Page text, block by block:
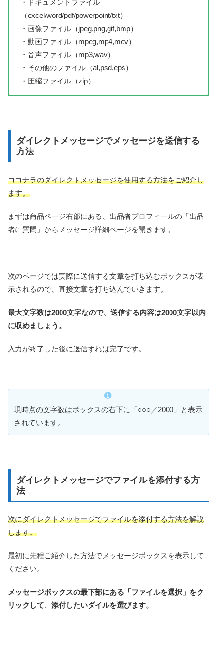
・ドキュメントファイル
（excel/word/pdf/powerpoint/txt）
・画像ファイル（jpeg,png,gif,bmp）
・動画ファイル（mpeg,mp4,mov）
・音声ファイル（mp3,wav）
・その他のファイル（ai,psd,eps）
・圧縮ファイル（zip）
ダイレクトメッセージでメッセージを送信する
方法
ココナラのダイレクトメッセージを使用する方法をご紹介し
ます。
まずは商品ページ右部にある、出品者プロフィールの「出品
者に質問」からメッセージ詳細ページを開きます。
次のページでは実際に送信する文章を打ち込むボックスが表
示されるので、直接文章を打ち込んでいきます。
最大文字数は2000文字なので、送信する内容は2000文字以内
に収めましょう。
入力が終了した後に送信すれば完了です。
現時点の文字数はボックスの右下に「○○○／2000」と表示
されています。
ダイレクトメッセージでファイルを添付する方
法
次にダイレクトメッセージでファイルを添付する方法を解説
します。
最初に先程ご紹介した方法でメッセージボックスを表示して
ください。
メッセージボックスの最下部にある「ファイルを選択」をク
リックして、添付したいダイルを選びます。